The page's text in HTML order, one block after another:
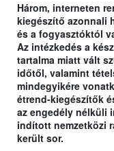
Három, interneten
kiegészítő azonnali
és a fogyasztóktól
Az intézkedés a
tartalma miatt vált
időtől, valamint
mindegyikére
étrend-kiegészítők
az engedély nélküli
indított nemzetközi
került sor.